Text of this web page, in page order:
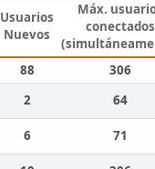
Usuarios
Nuevos
Máx.
conectados
88
306
2
64
6
71